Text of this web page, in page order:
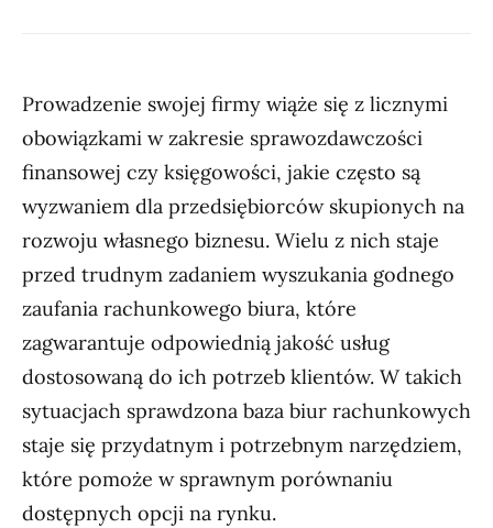
Prowadzenie swojej firmy wiąże się z licznymi
obowiązkami w zakresie sprawozdawczości
finansowej czy księgowości, jakie często są
wyzwaniem dla przedsiębiorców skupionych na
rozwoju własnego biznesu. Wielu z nich staje
przed trudnym zadaniem wyszukania godnego
zaufania rachunkowego biura, które
zagwarantuje odpowiednią jakość usług
dostosowaną do ich potrzeb klientów. W takich
sytuacjach sprawdzona baza biur rachunkowych
staje się przydatnym i potrzebnym narzędziem,
które pomoże w sprawnym porównaniu
dostępnych opcji na rynku.